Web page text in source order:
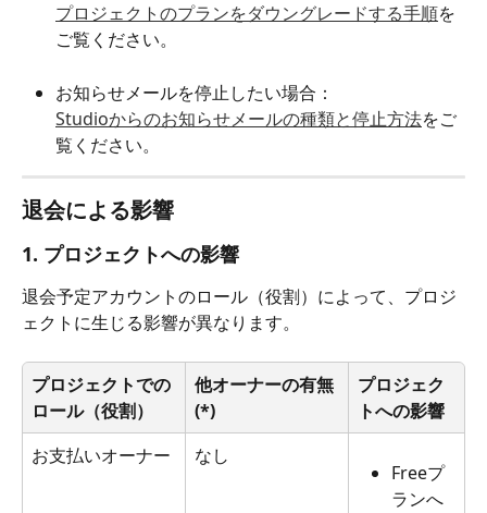
プロジェクトのプランをダウングレードする手順を
ご覧ください。
お知らせメールを停止したい場合：
Studioからのお知らせメールの種類と停止方法をご
覧ください。
退会による影響
1. プロジェクトへの影響
退会予定アカウントのロール（役割）によって、プロジ
ェクトに生じる影響が異なります。
プロジェクトでの
ロール（役割）
他オーナーの有無
(*)
プロジェク
トへの影響
お支払いオーナー
なし
Freeプ
ランへ